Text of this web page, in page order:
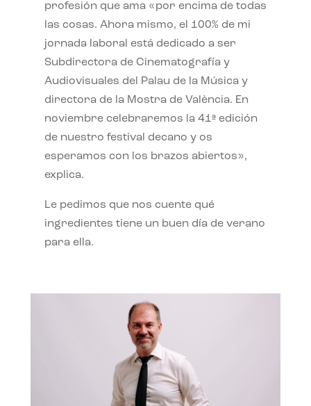
profesión que ama «por encima de todas
las cosas. Ahora mismo, el 100% de mi
jornada laboral está dedicado a ser
Subdirectora de Cinematografía y
Audiovisuales del Palau de la Música y
directora de la Mostra de València. En
noviembre celebraremos la 41ª edición
de nuestro festival decano y os
esperamos con los brazos abiertos»,
explica.
Le pedimos que nos cuente qué
ingredientes tiene un buen día de verano
para ella.